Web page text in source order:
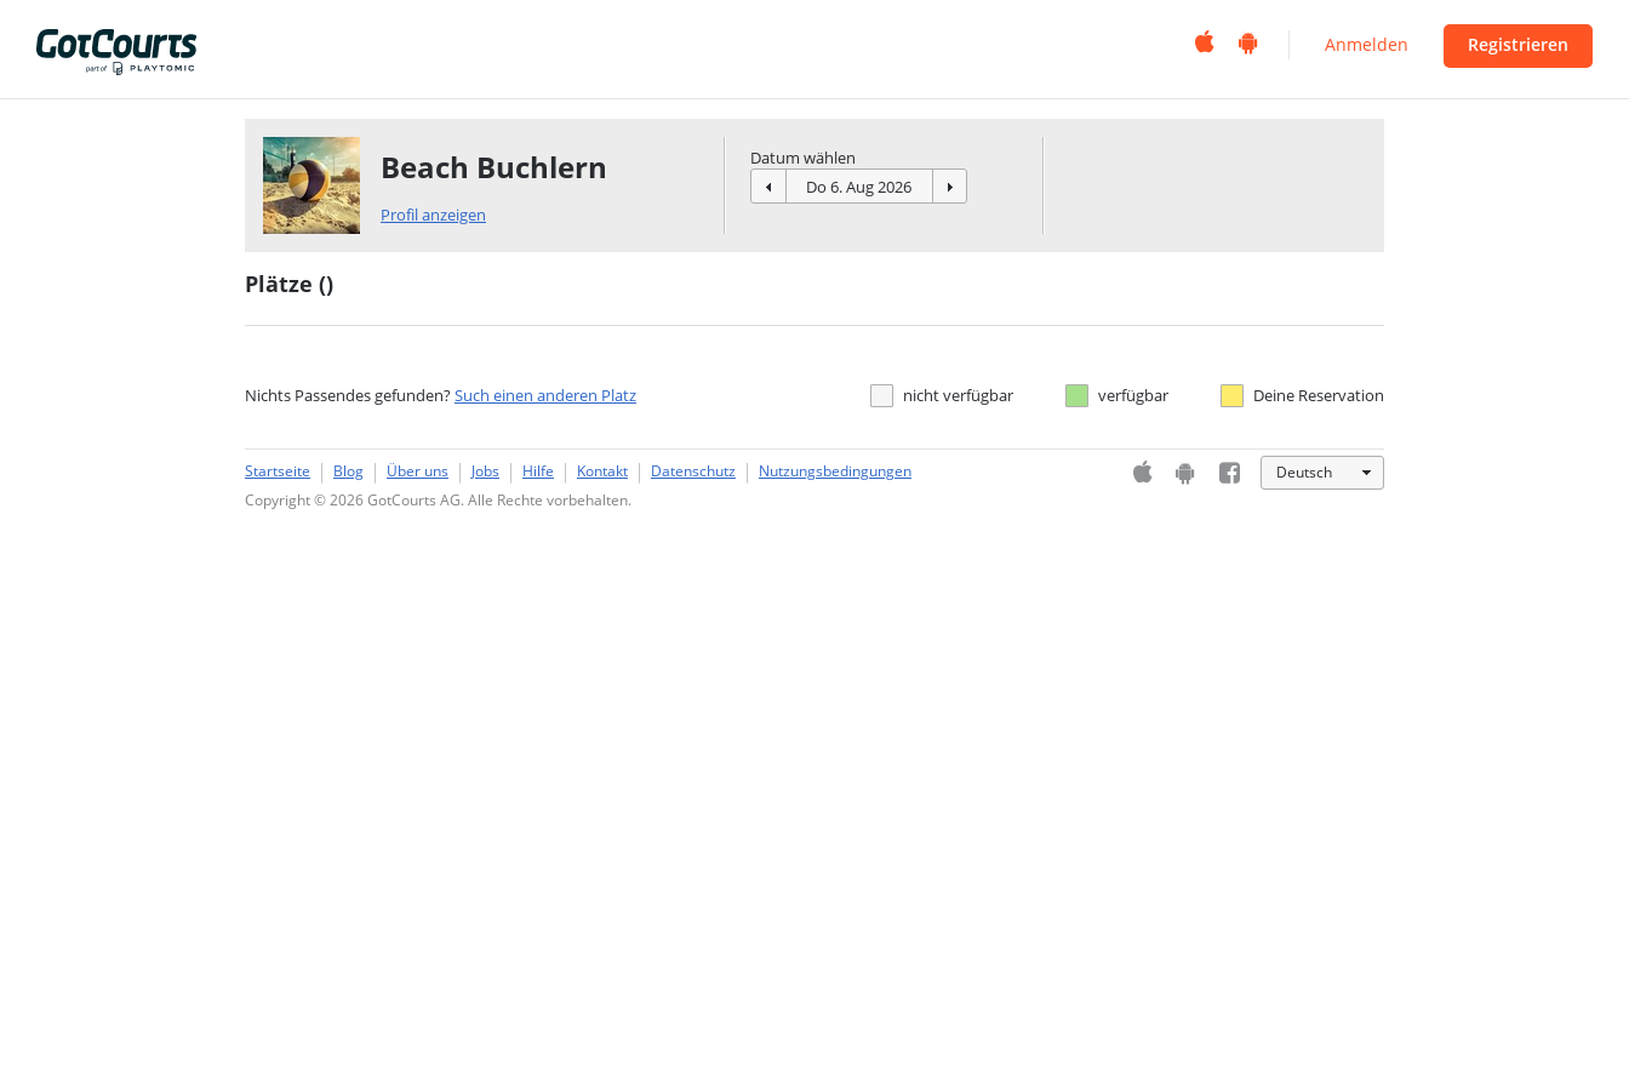
  Anmelden Registrieren
Beach Buchlern
Profil anzeigen
Datum wählen
Plätze ()
Nichts Passendes gefunden?Such einen anderen Platz nicht verfügbar verfügbar Deine Reservation
Startseite Blog Über uns Jobs Hilfe Kontakt Datenschutz Nutzungsbedingungen   
Deutsch
Copyright © 2026 GotCourts AG. Alle Rechte vorbehalten.